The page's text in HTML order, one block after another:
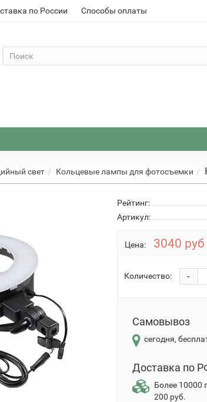
по России Способы оплаты
свет Кольцевые лампы для фотосъемки
Рейтинг:
Артикул:
Цена: 3040 руб
Количество: -
Самовывоз
сегодня,
Доставка по
Более 10000
200 руб.